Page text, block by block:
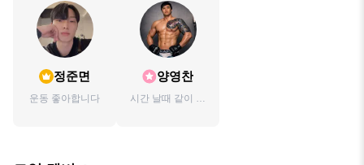
정준면
운동 좋아합니다
양영찬
시간 날때 같이 운